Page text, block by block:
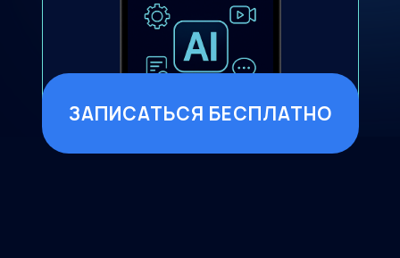
ЗАПИСАТЬСЯ БЕСПЛАТНО